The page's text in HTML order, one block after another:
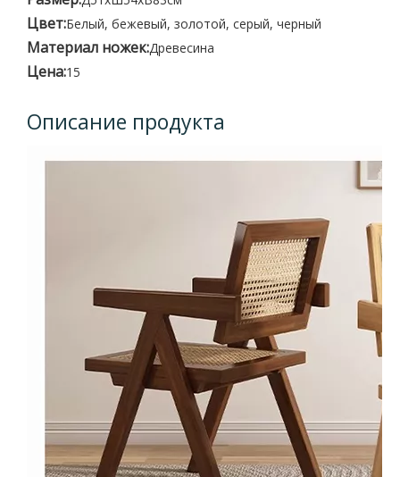
Цвет:Белый, бежевый, золотой, серый, черный
Материал ножек:Древесина
Цена:15
Описание продукта